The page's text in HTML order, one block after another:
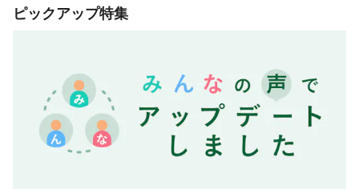
ピックアップ特集